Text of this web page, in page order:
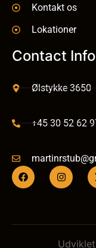
Kontakt os
Lokationer
Contact Info
Ølstykke 3650
+45 30 52 62